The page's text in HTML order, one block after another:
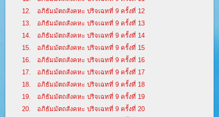
12.
อภิธัมมัตถสังคหะ ปริจเฉทที่ 9 ครั้งที่ 12
13.
อภิธัมมัตถสังคหะ ปริจเฉทที่ 9 ครั้งที่ 13
14.
อภิธัมมัตถสังคหะ ปริจเฉทที่ 9 ครั้งที่ 14
15.
อภิธัมมัตถสังคหะ ปริจเฉทที่ 9 ครั้งที่ 15
16.
อภิธัมมัตถสังคหะ ปริจเฉทที่ 9 ครั้งที่ 16
17.
อภิธัมมัตถสังคหะ ปริจเฉทที่ 9 ครั้งที่ 17
18.
อภิธัมมัตถสังคหะ ปริจเฉทที่ 9 ครั้งที่ 18
19.
อภิธัมมัตถสังคหะ ปริจเฉทที่ 9 ครั้งที่ 19
20.
อภิธัมมัตถสังคหะ ปริจเฉทที่ 9 ครั้งที่ 20